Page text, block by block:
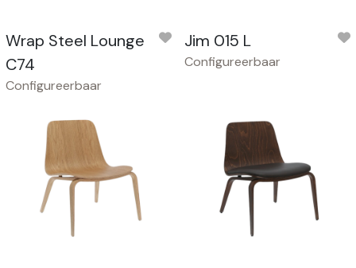
Wrap Steel Lounge
C74
Configureerbaar
Jim 015 L
Configureerbaar